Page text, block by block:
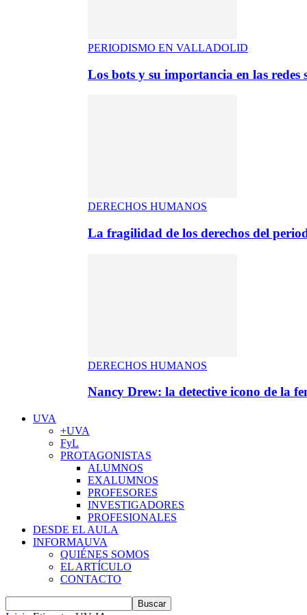
PERIODISMO EN VALLADOLID
Los bots y su importancia en las redes
DERECHOS HUMANOS
La fragilidad de los derechos del
DERECHOS HUMANOS
Nancy Drew: la detective icono de la
UVA
+UVA
FyL
PROTAGONISTAS
ALUMNOS
EXALUMNOS
PROFESORES
INVESTIGADORES
PROFESIONALES
DESDE EL AULA
INFORMAUVA
QUIÉNES SOMOS
EL ARTÍCULO
CONTACTO